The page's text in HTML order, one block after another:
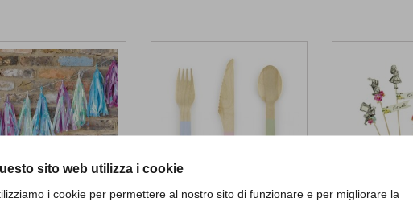
sito web utilizza i cookie
i cookie per permettere al nostro sito di funzionare e per migliorare la